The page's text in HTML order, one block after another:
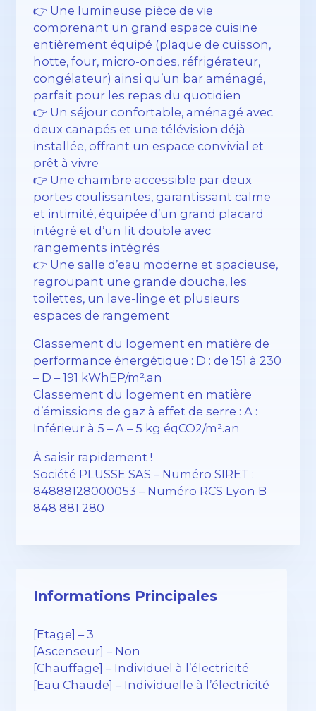
👉 Une lumineuse pièce de vie
comprenant un grand espace cuisine
entièrement équipé (plaque de cuisson,
hotte, four, micro-ondes, réfrigérateur,
congélateur) ainsi qu’un bar aménagé,
parfait pour les repas du quotidien
👉 Un séjour confortable, aménagé avec
deux canapés et une télévision déjà
installée, offrant un espace convivial et
prêt à vivre
👉 Une chambre accessible par deux
portes coulissantes, garantissant calme
et intimité, équipée d’un grand placard
intégré et d’un lit double avec
rangements intégrés
👉 Une salle d’eau moderne et spacieuse,
regroupant une grande douche, les
toilettes, un lave-linge et plusieurs
espaces de rangement
Classement du logement en matière de
performance énergétique : D : de 151 à 230
– D – 191 kWhEP/m².an
Classement du logement en matière
d’émissions de gaz à effet de serre : A :
Inférieur à 5 – A – 5 kg éqCO2/m².an
À saisir rapidement !
Société PLUSSE SAS – ​​Numéro SIRET :
84888128000053 – Numéro RCS Lyon B
848 881 280
Informations Principales
[Etage] – 3
[Ascenseur] – Non
[Chauffage] – Individuel à l’électricité
[Eau Chaude] – Individuelle à l’électricité